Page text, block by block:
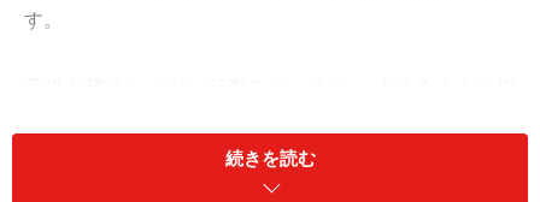
す。
を"最後の警告"として伝えます。それでもその行動が止
まらない場合には、「タイムアウト」にし、「決められ
続きを読む